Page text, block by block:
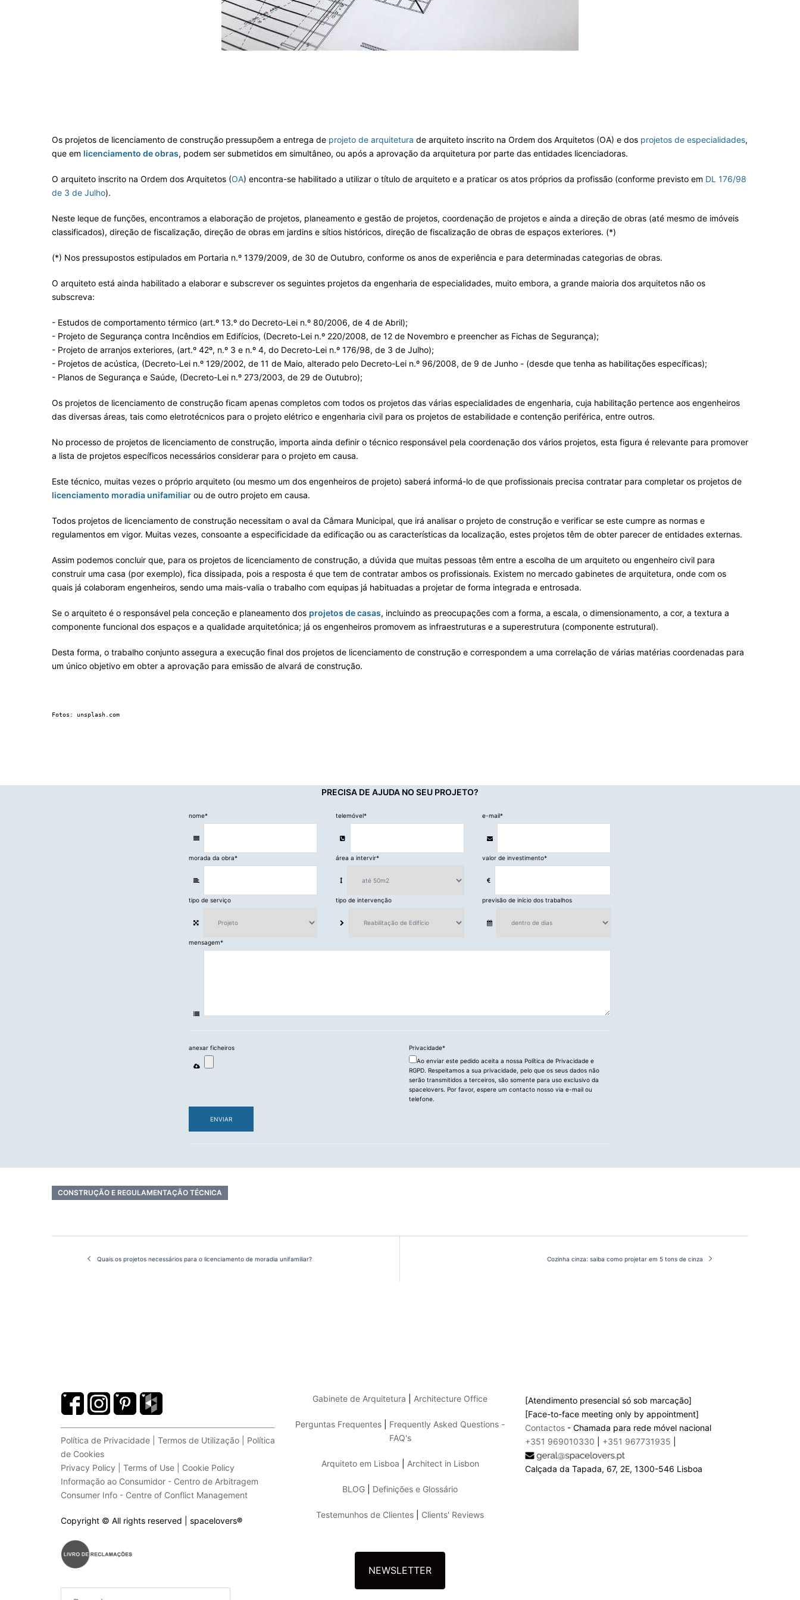
Os projetos de licenciamento de construção pressupõem a entrega de projeto de arquitetura de arquiteto inscrito na Ordem dos Arquitetos (OA) e dos projetos de especialidades,
que em licenciamento de obras, podem ser submetidos em simultâneo, ou após a aprovação da arquitetura por parte das entidades licenciadoras.
O arquiteto inscrito na Ordem dos Arquitetos (OA) encontra-se habilitado a utilizar o título de arquiteto e a praticar os atos próprios da profissão (conforme previsto em DL 176/98
de 3 de Julho).
Neste leque de funções, encontramos a elaboração de projetos, planeamento e gestão de projetos, coordenação de projetos e ainda a direção de obras (até mesmo de imóveis
classificados), direção de fiscalização, direção de obras em jardins e sítios históricos, direção de fiscalização de obras de espaços exteriores. (*)
(*) Nos pressupostos estipulados em Portaria n.º 1379/2009, de 30 de Outubro, conforme os anos de experiência e para determinadas categorias de obras.
O arquiteto está ainda habilitado a elaborar e subscrever os seguintes projetos da engenharia de especialidades, muito embora, a grande maioria dos arquitetos não os
subscreva:
- Estudos de comportamento térmico (art.º 13.º do Decreto-Lei n.º 80/2006, de 4 de Abril);
- Projeto de Segurança contra Incêndios em Edifícios, (Decreto-Lei n.º 220/2008, de 12 de Novembro e preencher as Fichas de Segurança);
- Projeto de arranjos exteriores, (art.º 42º, n.º 3 e n.º 4, do Decreto-Lei n.º 176/98, de 3 de Julho);
- Projetos de acústica, (Decreto-Lei n.º 129/2002, de 11 de Maio, alterado pelo Decreto-Lei n.º 96/2008, de 9 de Junho - (desde que tenha as habilitações específicas);
- Planos de Segurança e Saúde, (Decreto-Lei n.º 273/2003, de 29 de Outubro);
Os projetos de licenciamento de construção ficam apenas completos com todos os projetos das várias especialidades de engenharia, cuja habilitação pertence aos engenheiros
das diversas áreas, tais como eletrotécnicos para o projeto elétrico e engenharia civil para os projetos de estabilidade e contenção periférica, entre outros.
No processo de projetos de licenciamento de construção, importa ainda definir o técnico responsável pela coordenação dos vários projetos, esta figura é relevante para promover
a lista de projetos específicos necessários considerar para o projeto em causa.
Este técnico, muitas vezes o próprio arquiteto (ou mesmo um dos engenheiros de projeto) saberá informá-lo de que profissionais precisa contratar para completar os projetos de
licenciamento moradia unifamiliar ou de outro projeto em causa.
Todos projetos de licenciamento de construção necessitam o aval da Câmara Municipal, que irá analisar o projeto de construção e verificar se este cumpre as normas e
regulamentos em vigor. Muitas vezes, consoante a especificidade da edificação ou as características da localização, estes projetos têm de obter parecer de entidades externas.
Assim podemos concluir que, para os projetos de licenciamento de construção, a dúvida que muitas pessoas têm entre a escolha de um arquiteto ou engenheiro civil para
construir uma casa (por exemplo), fica dissipada, pois a resposta é que tem de contratar ambos os profissionais. Existem no mercado gabinetes de arquitetura, onde com os
quais já colaboram engenheiros, sendo uma mais-valia o trabalho com equipas já habituadas a projetar de forma integrada e entrosada.
Se o arquiteto é o responsável pela conceção e planeamento dos projetos de casas, incluindo as preocupações com a forma, a escala, o dimensionamento, a cor, a textura a
componente funcional dos espaços e a qualidade arquitetónica; já os engenheiros promovem as infraestruturas e a superestrutura (componente estrutural).
Desta forma, o trabalho conjunto assegura a execução final dos projetos de licenciamento de construção e correspondem a uma correlação de várias matérias coordenadas para
um único objetivo em obter a aprovação para emissão de alvará de construção.
Fotos: unsplash.com
PRECISA DE AJUDA NO SEU PROJETO?
nome* telemóvel* e-mail*
morada da obra* área a intervir* valor de investimento*
tipo de serviço tipo de intervenção previsão de início dos trabalhos
mensagem*
anexar ficheiros Privacidade*
Ao enviar este pedido aceita a nossa Política de Privacidade e
RGPD. Respeitamos a sua privacidade, pelo que os seus dados não
serão transmitidos a terceiros, são somente para uso exclusivo da
spacelovers. Por favor, espere um contacto nosso via e-mail ou
telefone.
ENVIAR
CONSTRUÇÃO E REGULAMENTAÇÃO TÉCNICA
Quais os projetos necessários para o licenciamento de moradia unifamiliar? Cozinha cinza: saiba como projetar em 5 tons de cinza
Política de Privacidade | Termos de Utilização | Política
de Cookies
Privacy Policy | Terms of Use | Cookie Policy
Informação ao Consumidor - Centro de Arbitragem
Consumer Info - Centre of Conflict Management
Copyright © All rights reserved | spacelovers®
Gabinete de Arquitetura Architecture Office
Perguntas Frequentes
Frequently Asked Questions -
FAQ's
Arquiteto em Lisboa Architect in Lisbon
BLOG Definições e Glossário
Testemunhos de Clientes Clients' Reviews
NEWSLETTER
[Atendimento presencial só sob marcação]
[Face-to-face meeting only by appointment]
Contactos - Chamada para rede móvel nacional
+351 969010330
+351 967731935
Calçada da Tapada, 67, 2E, 1300-546 Lisboa